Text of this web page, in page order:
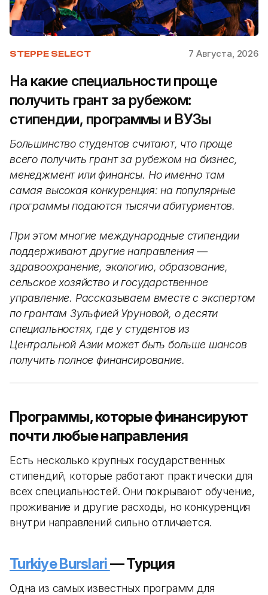
STEPPE SELECT 7 Августа, 2026
На какие специальности проще
получить грант за рубежом:
стипендии, программы и ВУЗы
Большинство студентов считают, что проще
всего получить грант за рубежом на бизнес,
менеджмент или финансы. Но именно там
самая высокая конкуренция: на популярные
программы подаются тысячи абитуриентов.
При этом многие международные стипендии
поддерживают другие направления —
здравоохранение, экологию, образование,
сельское хозяйство и государственное
управление. Рассказываем вместе с экспертом
по грантам Зульфией Уруновой, о десяти
специальностях, где у студентов из
Центральной Азии может быть больше шансов
получить полное финансирование.
Программы, которые финансируют
почти любые направления
Есть несколько крупных государственных
стипендий, которые работают практически для
всех специальностей. Они покрывают обучение,
проживание и другие расходы, но конкуренция
внутри направлений сильно отличается.
Turkiye Burslari— Турция
Одна из самых известных программ для